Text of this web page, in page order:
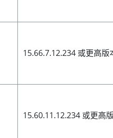
15.66.7.12.234 或更高版
15.60.11.12.234 或更高